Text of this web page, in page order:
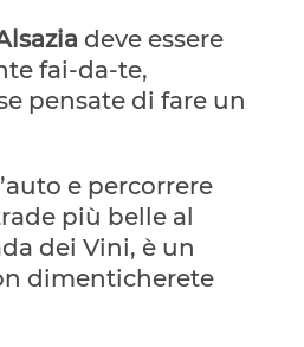
deve essere
fai-da-te,
pensate di fare un
e percorrere
più belle al
dei Vini, è un
dimenticherete